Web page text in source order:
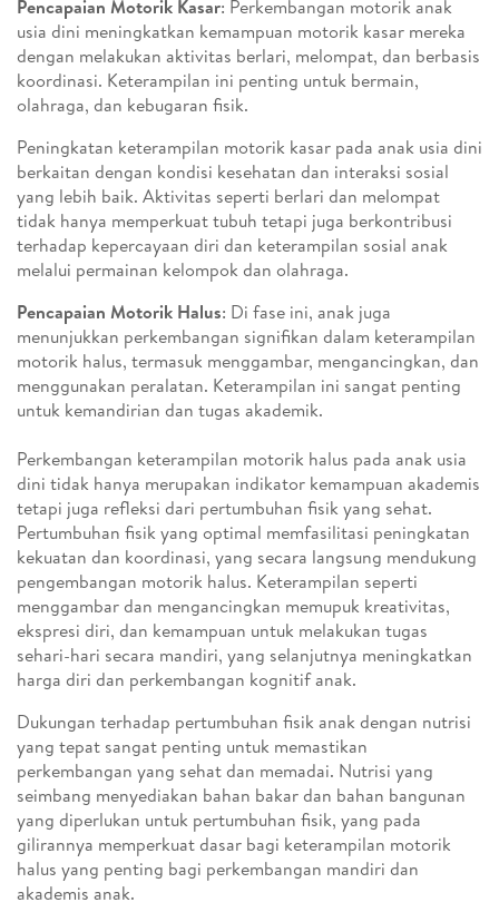
Pencapaian Motorik Kasar: Perkembangan motorik anak
usia dini meningkatkan kemampuan motorik kasar mereka
dengan melakukan aktivitas berlari, melompat, dan berbasis
koordinasi. Keterampilan ini penting untuk bermain,
olahraga, dan kebugaran fisik.
Peningkatan keterampilan motorik kasar pada anak usia dini
berkaitan dengan kondisi kesehatan dan interaksi sosial
yang lebih baik. Aktivitas seperti berlari dan melompat
tidak hanya memperkuat tubuh tetapi juga berkontribusi
terhadap kepercayaan diri dan keterampilan sosial anak
melalui permainan kelompok dan olahraga.
Pencapaian Motorik Halus: Di fase ini, anak juga
menunjukkan perkembangan signifikan dalam keterampilan
motorik halus, termasuk menggambar, mengancingkan, dan
menggunakan peralatan. Keterampilan ini sangat penting
untuk kemandirian dan tugas akademik.
Perkembangan keterampilan motorik halus pada anak usia
dini tidak hanya merupakan indikator kemampuan akademis
tetapi juga refleksi dari pertumbuhan fisik yang sehat.
Pertumbuhan fisik yang optimal memfasilitasi peningkatan
kekuatan dan koordinasi, yang secara langsung mendukung
pengembangan motorik halus. Keterampilan seperti
menggambar dan mengancingkan memupuk kreativitas,
ekspresi diri, dan kemampuan untuk melakukan tugas
sehari-hari secara mandiri, yang selanjutnya meningkatkan
harga diri dan perkembangan kognitif anak.
Dukungan terhadap pertumbuhan fisik anak dengan nutrisi
yang tepat sangat penting untuk memastikan
perkembangan yang sehat dan memadai. Nutrisi yang
seimbang menyediakan bahan bakar dan bahan bangunan
yang diperlukan untuk pertumbuhan fisik, yang pada
gilirannya memperkuat dasar bagi keterampilan motorik
halus yang penting bagi perkembangan mandiri dan
akademis anak.